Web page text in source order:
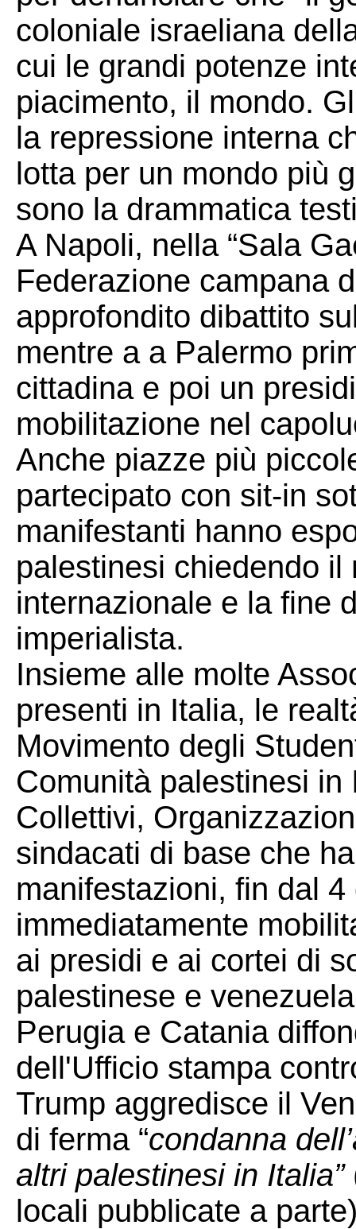
coloniale israeliana
cui le grandi potenze
piacimento, il mondo.
la repressione interna
lotta per un mondo più
sono la drammatica
A Napoli, nella “Sala
Federazione campana
approfondito dibattito
mentre a a Palermo
cittadina e poi un
mobilitazione nel
Anche piazze più
partecipato con sit‑in
manifestanti hanno
palestinesi chiedendo il
internazionale e la fine
imperialista.
Insieme alle molte
presenti in Italia, le
Movimento degli
Comunità palestinesi
Collettivi,
sindacati di base che
manifestazioni, fin dal
immediatamente
ai presidi e ai cortei di
palestinese e
Perugia e Catania
dell'Ufficio stampa
Trump aggredisce il
di ferma “condanna
altri palestinesi in Italia”
locali pubblicate a